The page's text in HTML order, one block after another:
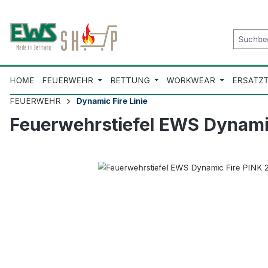
HOME FEUERWEHR RETTUNG WORKWEAR
FEUERWEHR Dynamic Fire Linie
Feuerwehrstiefel EWS